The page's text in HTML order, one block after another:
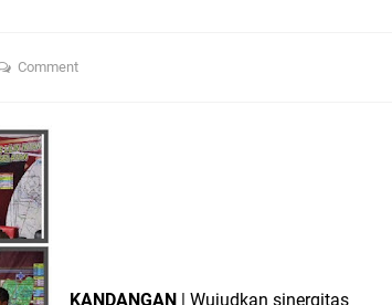
Comment
KANDANGAN | Wujudkan sinergitas